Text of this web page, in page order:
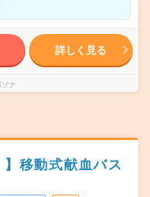
詳しく見る
ナ
】移動式献血バス